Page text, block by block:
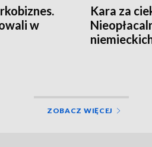
w
Kara za
ZOBACZ WIĘCEJ